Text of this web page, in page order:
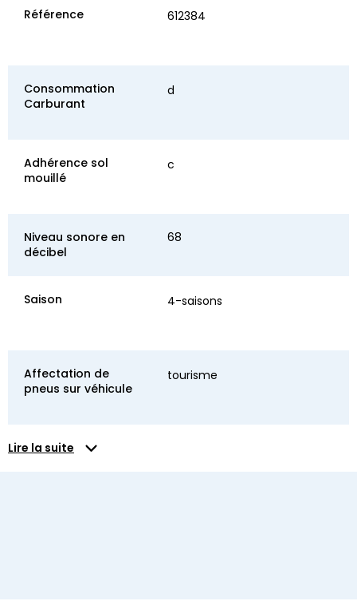
Référence 612384
Consommation
Carburant
d
Adhérence sol
mouillé
c
Niveau sonore en
décibel
68
Saison 4-saisons
Affectation de
pneus sur véhicule
tourisme
Lire la suite